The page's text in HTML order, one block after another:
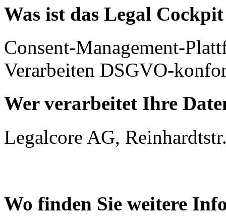
Was ist das Legal
Consent-Management-
Verarbeiten DSGVO-
Wer verarbeitet Ihre
Legalcore AG,
Wo finden Sie weitere